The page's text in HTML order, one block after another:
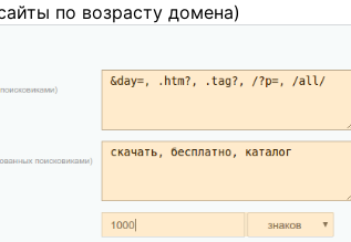
по возрасту домена)